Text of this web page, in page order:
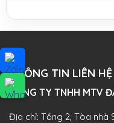
THÔNG TIN LIÊN HỆ
CÔNG TY TNHH MTV
Địa chỉ: Tầng 2, Tòa nhà